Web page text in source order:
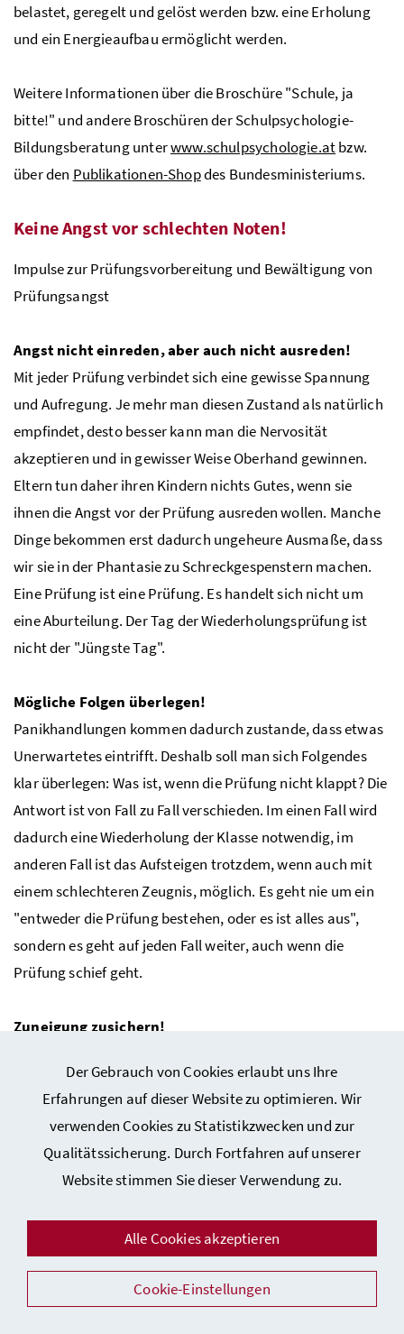
Der Gebrauch von Cookies erlaubt uns Ihre
Erfahrungen auf dieser Website zu optimieren. Wir
verwenden Cookies zu Statistikzwecken und zur
Qualitätssicherung. Durch Fortfahren auf unserer
Website stimmen Sie dieser Verwendung zu.
Alle Cookies akzeptieren
Cookie-Einstellungen
belastet, geregelt und gelöst werden bzw. eine Erholung
und ein Energieaufbau ermöglicht werden.
Weitere Informationen über die Broschüre "Schule, ja
bitte!" und andere Broschüren der Schulpsychologie-
Bildungsberatung unterwww.schulpsychologie.atbzw.
über den Publikationen-Shopdes Bundesministeriums.
Keine Angst vor schlechten Noten!
Impulse zur Prüfungsvorbereitung und Bewältigung von
Prüfungsangst
Angst nicht einreden, aber auch nicht ausreden!
Mit jeder Prüfung verbindet sich eine gewisse Spannung
und Aufregung. Je mehr man diesen Zustand als natürlich
empfindet, desto besser kann man die Nervosität
akzeptieren und in gewisser Weise Oberhand gewinnen.
Eltern tun daher ihren Kindern nichts Gutes, wenn sie
ihnen die Angst vor der Prüfung ausreden wollen. Manche
Dinge bekommen erst dadurch ungeheure Ausmaße, dass
wir sie in der Phantasie zu Schreckgespenstern machen.
Eine Prüfung ist eine Prüfung. Es handelt sich nicht um
eine Aburteilung. Der Tag der Wiederholungsprüfung ist
nicht der "Jüngste Tag".
Mögliche Folgen überlegen!
Panikhandlungen kommen dadurch zustande, dass etwas
Unerwartetes eintrifft. Deshalb soll man sich Folgendes
klar überlegen: Was ist, wenn die Prüfung nicht klappt? Die
Antwort ist von Fall zu Fall verschieden. Im einen Fall wird
dadurch eine Wiederholung der Klasse notwendig, im
anderen Fall ist das Aufsteigen trotzdem, wenn auch mit
einem schlechteren Zeugnis, möglich. Es geht nie um ein
"entweder die Prüfung bestehen, oder es ist alles aus",
sondern es geht auf jeden Fall weiter, auch wenn die
Prüfung schief geht.
Zuneigung zusichern!
und Leistungen von den Eltern geliebt wird. Es ist gerade
an diesem Tag wichtig, sich nicht nur zu denken: "Das
versteht sich ja ohnedies!" – sondern es auch
auszusprechen.
Anstrengungen belohnen, nicht Erfolg!
Der Erfolg bei der Prüfung darf nicht alleiniger Maßstab
sein. Auch beim Olympischen Denken zählen nicht nur der
Erfolg, sondern auch die Anstrengung und der Einsatz.